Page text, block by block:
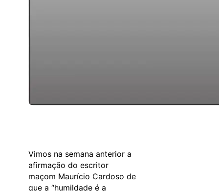
Vimos na semana anterior a
afirmação do escritor
maçom Maurício Cardoso de
que a “humildade é a